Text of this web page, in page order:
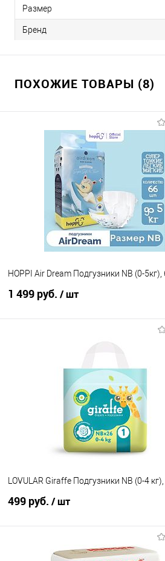
Размер
Бренд
ПОХОЖИЕ ТОВАРЫ (8)
HOPPI Air Dream Подгузники NB (0-
1 499 руб. / шт
В корзину
Сравнение
В наличии
LOVULAR Giraffe Подгузники NB (0-4
499 руб. / шт
В корзину